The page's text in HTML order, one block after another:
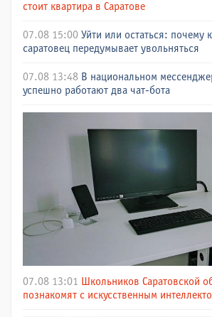
стоит квартира в Саратове
07.08 15:00 Уйти или остаться: почему
саратовец передумывает увольняться
07.08 13:48 В национальном
успешно работают два чат-бота
07.08 13:01 Школьников Саратовской
познакомят с искусственным